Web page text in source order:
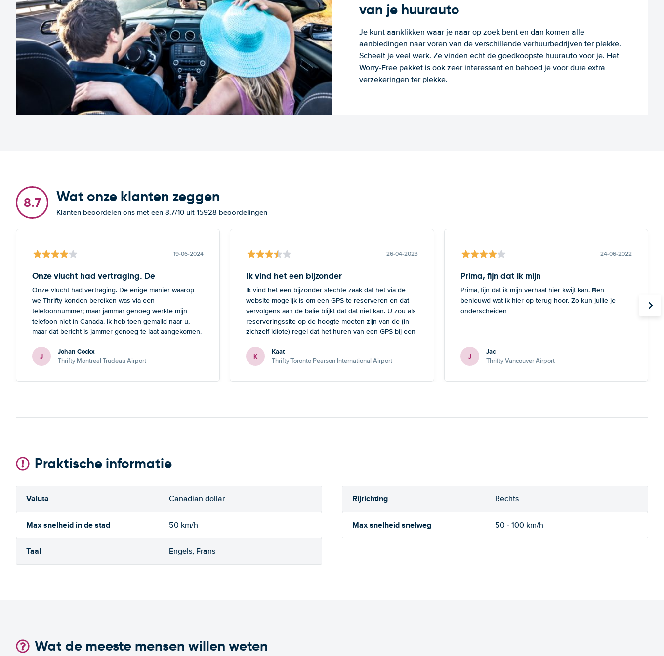
van je huurauto
Je kunt aanklikken waar je naar op zoek bent en dan komen alle
aanbiedingen naar voren van de verschillende verhuurbedrijven ter plekke.
Scheelt je veel werk. Ze vinden echt de goedkoopste huurauto voor je. Het
Worry-Free pakket is ook zeer interessant en behoed je voor dure extra
verzekeringen ter plekke.
8.7 Wat onze klanten zeggen
Klanten beoordelen ons met een 8.7/10 uit 15928 beoordelingen
19-06-2024
Onze vlucht had vertraging. De
Onze vlucht had vertraging. De enige manier waarop
we Thrifty konden bereiken was via een
telefoonnummer; maar jammar genoeg werkte mijn
telefoon niet in Canada. Ik heb toen gemaild naar u,
maar dat bericht is jammer genoeg te laat aangekomen.
zou fijn zijn om op een andere manier contact te
kunnen nemen, bvb via mail, whatsapp, website chat, ...,
J Johan Cockx
Thrifty Montreal Trudeau Airport
26-04-2023
Ik vind het een bijzonder
Ik vind het een bijzonder slechte zaak dat het via de
website mogelijk is om een GPS te reserveren en dat
vervolgens aan de balie blijkt dat dat niet kan. U zou als
reserveringssite op de hoogte moeten zijn van de (in
zichzelf idiote) regel dat het huren van een GPS bij een
de mogelijkheid om nog een andere keuze te maken.
K Kaat
Thrifty Toronto Pearson International Airport
24-06-2022
Prima, fijn dat ik mijn
Prima, fijn dat ik mijn verhaal hier kwijt kan. Ben
benieuwd wat ik hier op terug hoor. Zo kun jullie je
onderscheiden
J Jac
Thrifty Vancouver Airport
Praktische informatie
Valuta Canadian dollar Rijrichting Rechts
Max snelheid in de stad 50 km/h Max snelheid snelweg 50 - 100 km/h
Taal Engels, Frans
Wat de meeste mensen willen weten